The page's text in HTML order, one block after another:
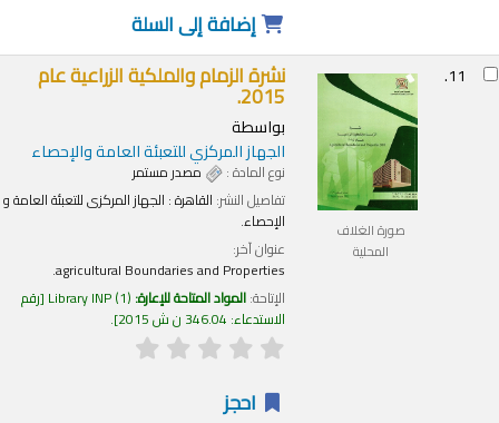
إضافة إلى السلة
11.
صورة الغلاف
المحلية
نشرة الزمام والملكية الزراعية عام
2015.
بواسطة
الجهاز المركزي للتعبئة العامة والإحصاء
نوع المادة :
مصدر مستمر
تفاصيل النشر:القاهرة : الجهاز المركزى للتعبئة العامة و
الإحصاء.
عنوان آخر:
agricultural Boundaries and Properties.
الإتاحة:المواد المتاحة للإعارة: Library INP(1)
رقم
الاستدعاء:346.04 ن ش 2015 .
احجز